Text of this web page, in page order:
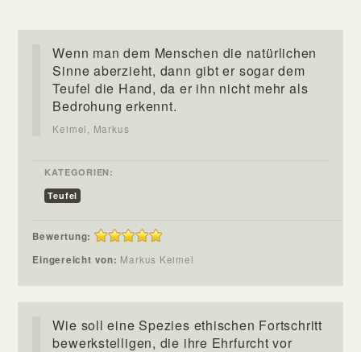
Wenn man dem Menschen die natürlichen
Sinne aberzieht, dann gibt er sogar dem
Teufel die Hand, da er ihn nicht mehr als
Bedrohung erkennt.
Keimel, Markus
KATEGORIEN:
Teufel
Bewertung:
Eingereicht von: Markus Keimel
Wie soll eine Spezies ethischen Fortschritt
bewerkstelligen, die ihre Ehrfurcht vor